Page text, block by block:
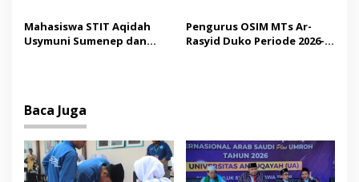
Operator Diaudit
Pendidikan Berbasis
Budaya
Mahasiswa STIT Aqidah
Usymuni Sumenep dan
Pengurus OSIM MTs Ar-
Rasyid Duko Periode 2026-
Baca Juga